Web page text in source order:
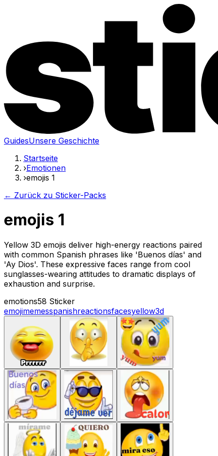
GuidesUnsere Geschichte
Startseite
›Emotionen
›emojis 1
← Zurück zu Sticker-Packs
emojis 1
Yellow 3D emojis deliver high-energy reactions paired
with common Spanish phrases like 'Buenos días' and
'Ay Dios'. These expressive faces range from cool
sunglasses-wearing attitudes to dramatic displays of
exhaustion and surprise.
emotions58 Sticker
emojimemesspanishreactionsfacesyellow3d